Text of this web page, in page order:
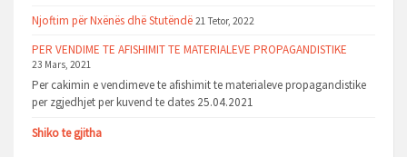
Njoftim për Nxënës dhë Stutëndë 21 Tetor, 2022
PER VENDIME TE AFISHIMIT TE MATERIALEVE PROPAGANDISTIKE
23 Mars, 2021
Per cakimin e vendimeve te afishimit te materialeve propagandistike
per zgjedhjet per kuvend te dates 25.04.2021
Shiko te gjitha